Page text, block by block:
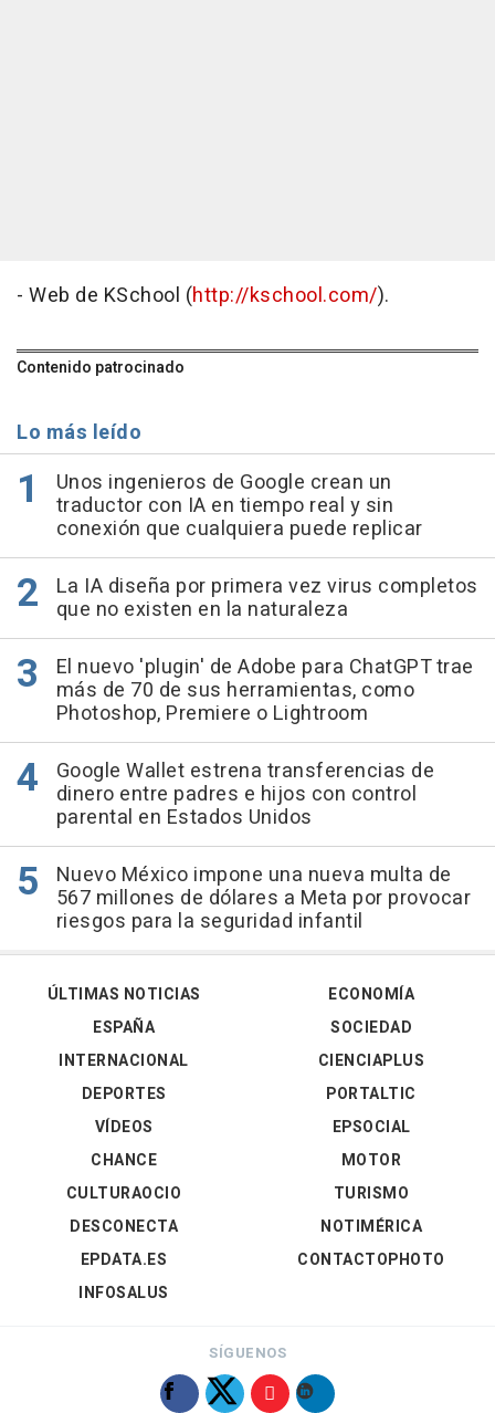
- Web de KSchool (http://kschool.com/).
Contenido patrocinado
Lo más leído
Unos ingenieros de Google crean un
traductor con IA en tiempo real y sin
conexión que cualquiera puede replicar
La IA diseña por primera vez virus completos
que no existen en la naturaleza
El nuevo 'plugin' de Adobe para ChatGPT trae
más de 70 de sus herramientas, como
Photoshop, Premiere o Lightroom
Google Wallet estrena transferencias de
dinero entre padres e hijos con control
parental en Estados Unidos
Nuevo México impone una nueva multa de
567 millones de dólares a Meta por provocar
riesgos para la seguridad infantil
ÚLTIMAS NOTICIAS
ESPAÑA
INTERNACIONAL
DEPORTES
VÍDEOS
ECONOMÍA
SOCIEDAD
CIENCIAPLUS
PORTALTIC
EPSOCIAL
CHANCE
CULTURAOCIO
DESCONECTA
EPDATA.ES
INFOSALUS
MOTOR
TURISMO
NOTIMÉRICA
CONTACTOPHOTO
SÍGUENOS